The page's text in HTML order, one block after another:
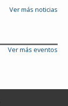
Ver más noticias
Ver más eventos